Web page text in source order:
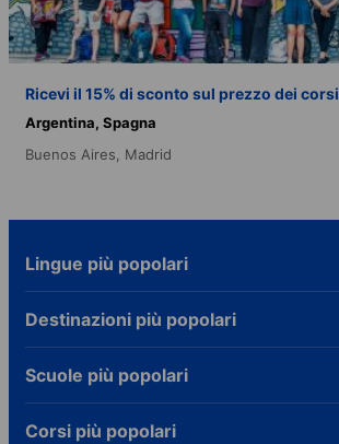
Ricevi il 15% di sconto sul prezzo dei corsi
Argentina, Spagna
Buenos Aires, Madrid
Lingue più popolari
Destinazioni più popolari
Scuole più popolari
Corsi più popolari